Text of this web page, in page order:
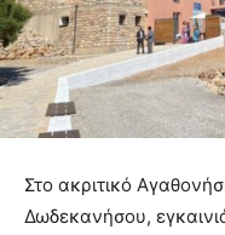
Στο ακριτικό
Δωδεκανήσου,